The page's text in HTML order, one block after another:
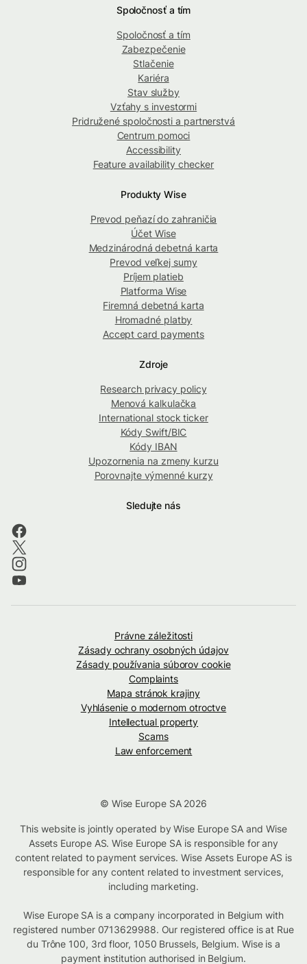
Spoločnosť a tím
Spoločnosť a tím
Zabezpečenie
Stlačenie
Kariéra
Stav služby
Vzťahy s investormi
Pridružené spoločnosti a partnerstvá
Centrum pomoci
Accessibility
Feature availability checker
Produkty Wise
Prevod peňazí do zahraničia
Účet Wise
Medzinárodná debetná karta
Prevod veľkej sumy
Príjem platieb
Platforma Wise
Firemná debetná karta
Hromadné platby
Accept card payments
Zdroje
Research privacy policy
Menová kalkulačka
International stock ticker
Kódy Swift/BIC
Kódy IBAN
Upozornenia na zmeny kurzu
Porovnajte výmenné kurzy
Sledujte nás
Právne záležitosti
Zásady ochrany osobných údajov
Zásady používania súborov cookie
Complaints
Mapa stránok krajiny
Vyhlásenie o modernom otroctve
Intellectual property
Scams
Law enforcement
© Wise Europe SA 2026
This website is jointly operated by Wise Europe SA and Wise
Assets Europe AS. Wise Europe SA is responsible for any
content related to payment services. Wise Assets Europe AS is
responsible for any content related to investment services,
including marketing.
Wise Europe SA is a company incorporated in Belgium with
registered number 0713629988. Our registered office is at Rue
du Trône 100, 3rd floor, 1050 Brussels, Belgium. Wise is a
payment institution authorised in Belgium.